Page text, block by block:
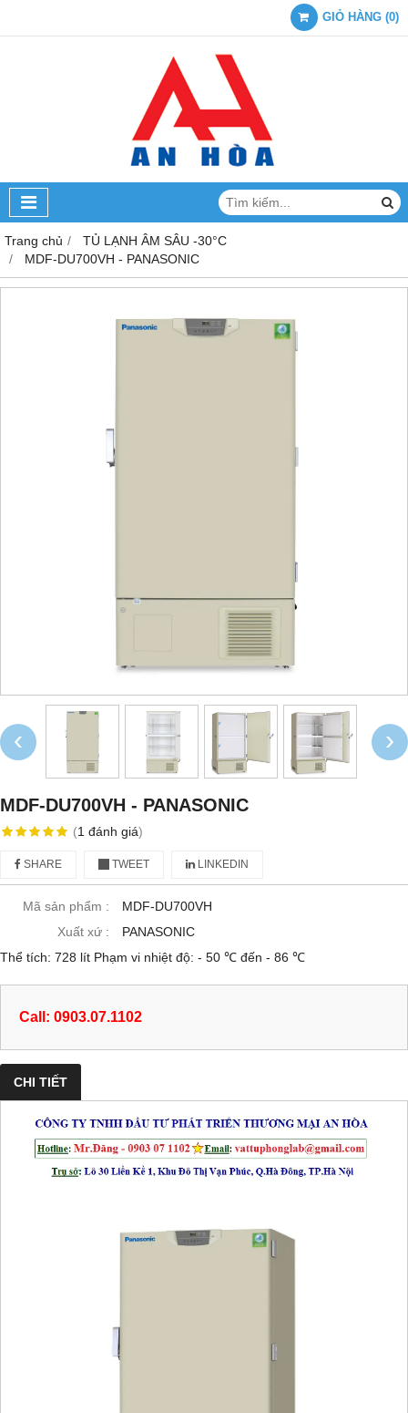
GIỎ HÀNG (0)
Trang chủ
TỦ LẠNH ÂM SÂU -30°C
MDF-DU700VH - PANASONIC
‹ ›
MDF-DU700VH - PANASONIC
(1 đánh giá)
SHARE TWEET LINKEDIN
Mã sản phẩm :
MDF-DU700VH
Xuất xứ :
PANASONIC
Thể tích: 728 lít Phạm vi nhiệt độ: - 50 ℃ đến - 86 ℃
Call: 0903.07.1102
CHI TIẾT